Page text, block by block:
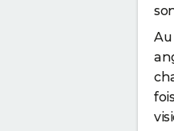
Au